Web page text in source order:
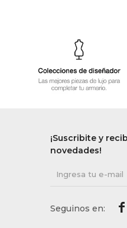
¡Suscribite y
novedades!
